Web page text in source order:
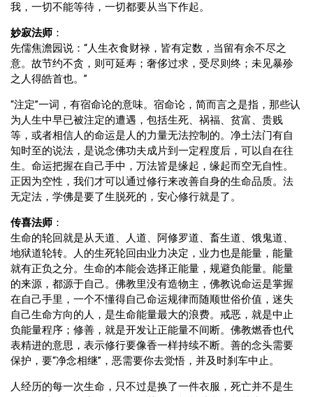
我，一切不能等待，一切都要从当下作起。
妙寂法师 ：
先儒焦澹园说：“人生衣食财禄，皆有定数，当留有余不尽之
意。故节约不贪，则可延寿；奢侈过求，受尽则终；未见暴殄
之人得皓首也。”
“注定”一词，有宿命论的意味。宿命论，简而言之是指，那些认
为人生中早已被注定的遭遇，包括生死、祸福、贫富、贵贱
等，或者相信人的命运是人的力量无法控制的。净土法门有自
知时至的说法，是说念佛功夫成片到一定程度后，可以自在往
生。命运把握在自己手中，万法皆是缘起，缘起而空无自性。
正因为空性，我们才可以通过修行来改善自身的生命品质。法
无定法，学佛是要了生脱死的，安心修行就是了。
传喜法师 ：
生命的轮回就是从天道、人道、阿修罗道、畜生道、饿鬼道、
地狱道轮转。人的生死轮回由业力决定，业力也是能量，能量
就有正负之分。生命的本能会选择正能量，规避负能量。能量
的来源，都源于自己。佛教里没有造物主，佛教说命运是掌握
在自己手里，一个不懂得自己命运规律而随顺世俗价值，迷失
自己生命方向的人，是生命能量最大的浪费。戒恶，就是中止
负能量程序；修善，就是开发让正能量不间断。佛教燃香也代
表精进的意思，表示修行要像香一样持续不断。善的念头需要
保护，要“净念相继”，恶需要你去觉悟，并及时刹车中止。
人经历的每一次生命，只不过是换了一件衣服，死亡并不是生